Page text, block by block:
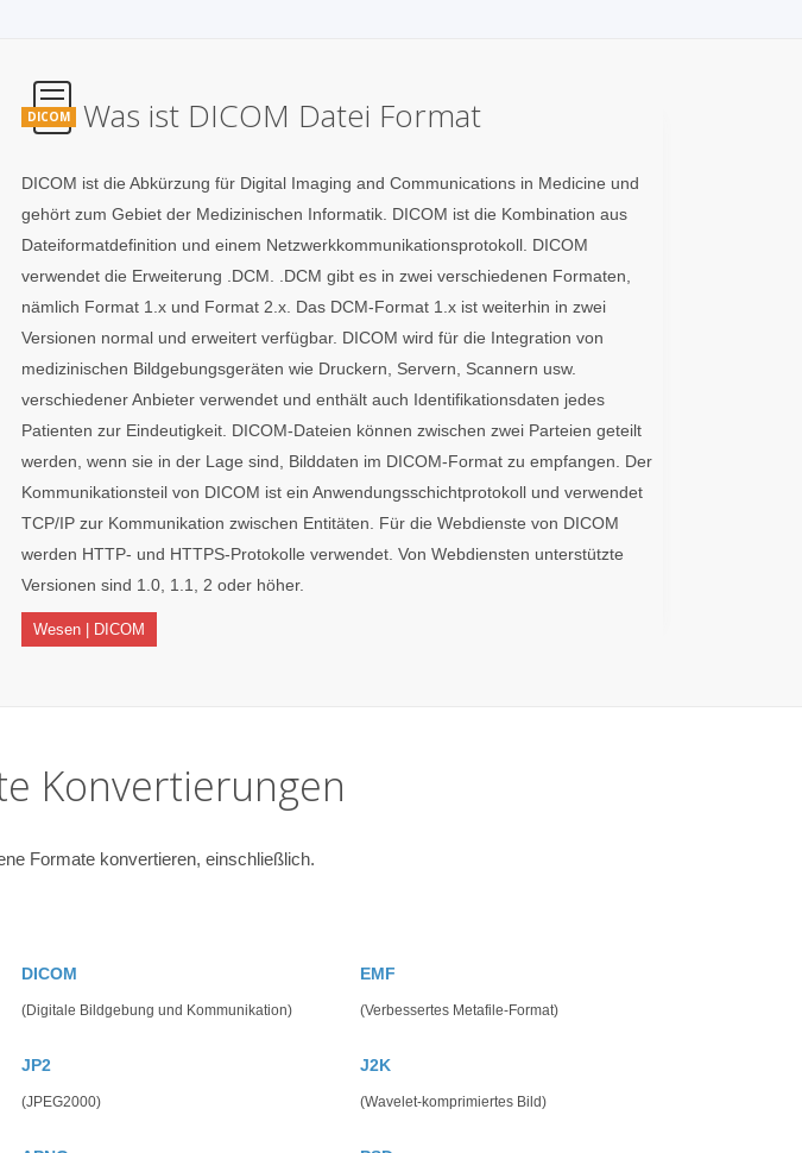
DICOM Was ist DICOM Datei Format
DICOM ist die Abkürzung für Digital Imaging and Communications in Medicine und
gehört zum Gebiet der Medizinischen Informatik. DICOM ist die Kombination aus
Dateiformatdefinition und einem Netzwerkkommunikationsprotokoll. DICOM
verwendet die Erweiterung .DCM. .DCM gibt es in zwei verschiedenen Formaten,
nämlich Format 1.x und Format 2.x. Das DCM-Format 1.x ist weiterhin in zwei
Versionen normal und erweitert verfügbar. DICOM wird für die Integration von
medizinischen Bildgebungsgeräten wie Druckern, Servern, Scannern usw.
verschiedener Anbieter verwendet und enthält auch Identifikationsdaten jedes
Patienten zur Eindeutigkeit. DICOM-Dateien können zwischen zwei Parteien geteilt
werden, wenn sie in der Lage sind, Bilddaten im DICOM-Format zu empfangen. Der
Kommunikationsteil von DICOM ist ein Anwendungsschichtprotokoll und verwendet
TCP/IP zur Kommunikation zwischen Entitäten. Für die Webdienste von DICOM
werden HTTP- und HTTPS-Protokolle verwendet. Von Webdiensten unterstützte
Versionen sind 1.0, 1.1, 2 oder höher.
Wesen | DICOM
Konvertierungen
Formate konvertieren, einschließlich.
DICOM
(Digitale Bildgebung und Kommunikation)
EMF
(Verbessertes Metafile-Format)
JP2
(JPEG2000)
J2K
(Wavelet-komprimiertes Bild)